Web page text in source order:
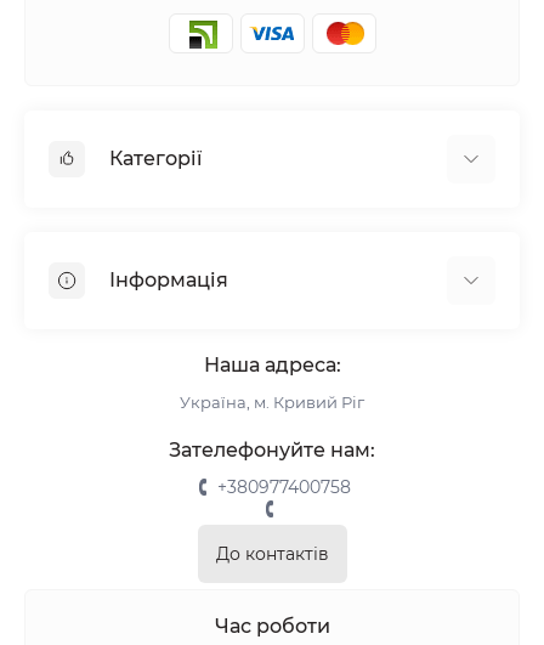
Категорії
Рулонні штори
Інформація
Інформація для замовлення
Повернення та обмін
Наша адреса:
Україна, м. Кривий Ріг
Зателефонуйте нам:
+380977400758
До контактів
Час роботи